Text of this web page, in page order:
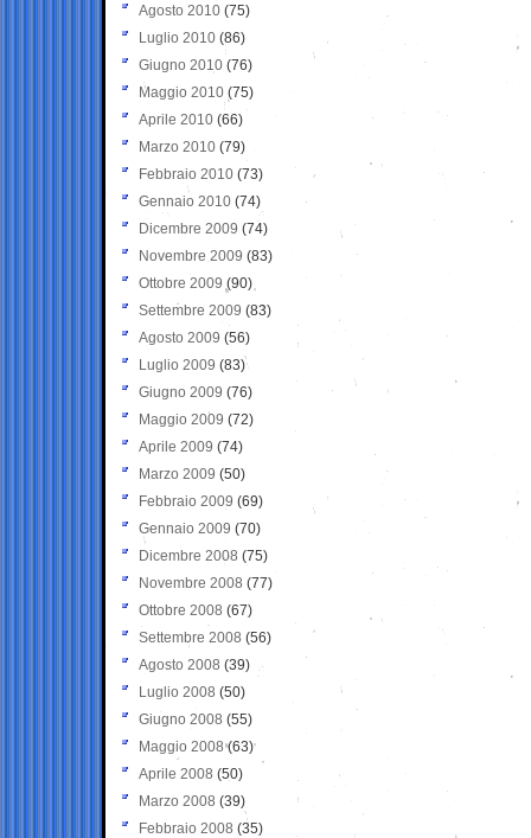
Agosto 2010 (75)
Luglio 2010 (86)
Giugno 2010 (76)
Maggio 2010 (75)
Aprile 2010 (66)
Marzo 2010 (79)
Febbraio 2010 (73)
Gennaio 2010 (74)
Dicembre 2009 (74)
Novembre 2009 (83)
Ottobre 2009 (90)
Settembre 2009 (83)
Agosto 2009 (56)
Luglio 2009 (83)
Giugno 2009 (76)
Maggio 2009 (72)
Aprile 2009 (74)
Marzo 2009 (50)
Febbraio 2009 (69)
Gennaio 2009 (70)
Dicembre 2008 (75)
Novembre 2008 (77)
Ottobre 2008 (67)
Settembre 2008 (56)
Agosto 2008 (39)
Luglio 2008 (50)
Giugno 2008 (55)
Maggio 2008(63)
Aprile 2008 (50)
Marzo 2008 (39)
Febbraio 2008 (35)